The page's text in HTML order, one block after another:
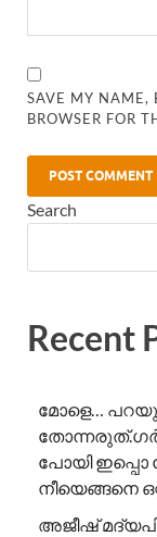
SAVE MY NAME,
BROWSER FOR
Search
Recent
മോളെ…
പോയി
നീയെങ്ങനെ
അജീഷ്